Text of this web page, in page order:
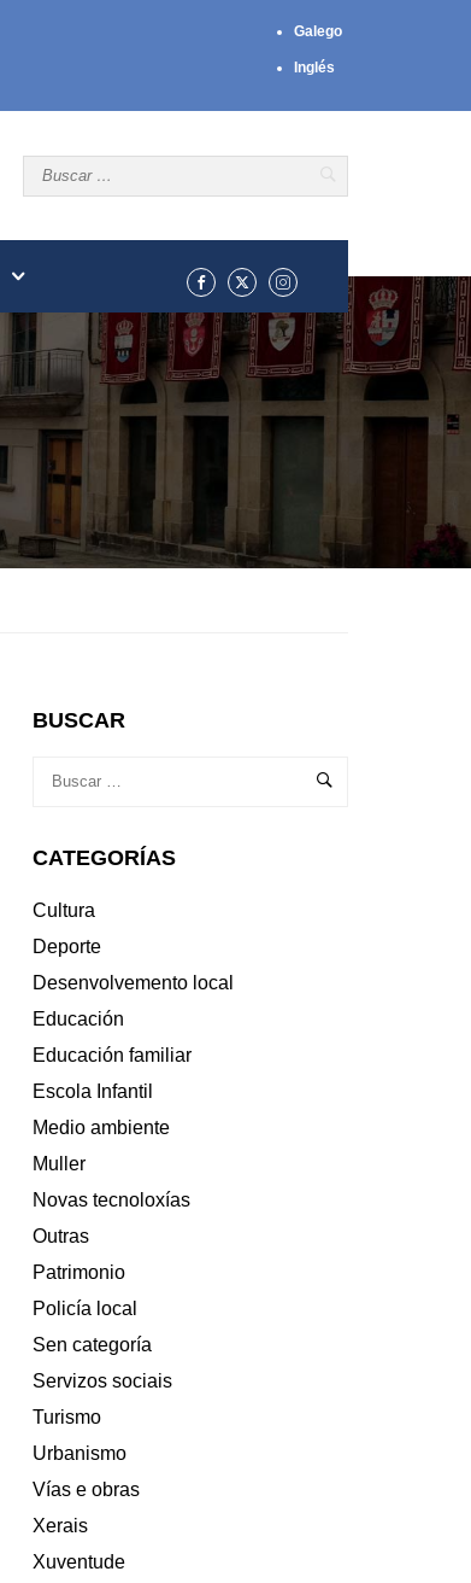
Galego
Inglés
BUSCAR
CATEGORÍAS
Cultura
Deporte
Desenvolvemento local
Educación
Educación familiar
Escola Infantil
Medio ambiente
Muller
Novas tecnoloxías
Outras
Patrimonio
Policía local
Sen categoría
Servizos sociais
Turismo
Urbanismo
Vías e obras
Xerais
Xuventude